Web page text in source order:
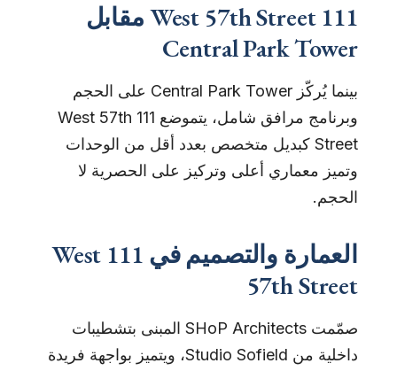
111 West 57th Street مقابل
Central Park Tower
بينما يُركّز Central Park Tower على الحجم
وبرنامج مرافق شامل، يتموضع 111 West 57th
Street كبديل متخصص بعدد أقل من الوحدات
وتميز معماري أعلى وتركيز على الحصرية لا
الحجم.
العمارة والتصميم في 111 West
57th Street
صمّمت SHoP Architects المبنى بتشطيبات
داخلية من Studio Sofield، ويتميز بواجهة فريدة